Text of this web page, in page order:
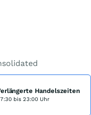
Handelszeiten
bis 23:00 Uhr